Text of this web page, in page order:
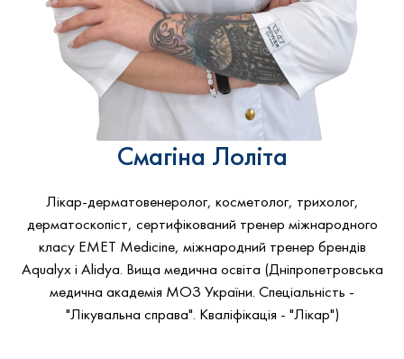
Смагіна Лоліта
Лікар-дерматовенеролог, косметолог, трихолог,
дерматоскопіст, сертифікований тренер міжнародного
класу EMET Medicine, міжнародний тренер брендів
Aqualyx і Alidya. Вища медична освіта (Дніпропетровська
медична академія МОЗ України. Спеціальність -
"Лікувальна справа". Кваліфікація - "Лікар")